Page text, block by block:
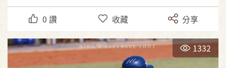
0 讚 收藏 分享
1332